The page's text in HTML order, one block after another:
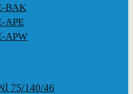
BAK
APE
APW
75/140/46